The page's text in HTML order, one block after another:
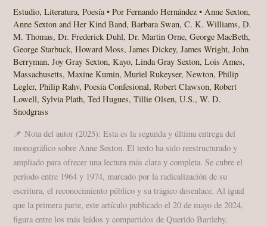
Estudio,Literatura,Poesía• PorFernando Hernández•Anne Sexton,
Anne Sexton and Her Kind Band,Barbara Swan,C. K. Williams,D.
M. Thomas,Dr. Frederick Duhl,Dr. Martin Orne,George MacBeth,
George Starbuck,Howard Moss,James Dickey,James Wright,John
Berryman,Joy Gray Sexton,Kayo,Linda Gray Sexton,Lois Ames,
Massachusetts,Maxine Kumin,Muriel Rukeyser,Newton,Philip
Legler,Philip Rahv,Poesía Confesional,Robert Clawson,Robert
Lowell,Sylvia Plath,Ted Hugues,Tillie Olsen,U.S.,W. D.
Snodgrass
📌 Nota del autor (2025): Esta es la segunda y última entrega del
monográfico sobre Anne Sexton. El texto ha sido reestructurado y
ampliado para ofrecer una lectura más clara y completa. Se cubre el
periodo entre 1964 y 1974, marcado por la radicalización de su
escritura, el reconocimiento público y su trágico desenlace. Al igual
que la primera parte, este artículo publicado el 20 de mayo de 2024,
figura entre los más leídos y compartidos de Querido Bartleby.